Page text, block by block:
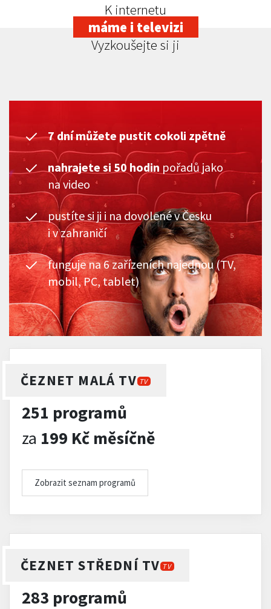
K internetu
máme i televizi
Vyzkoušejte si ji
7 dní můžete pustit cokoli zpětně
nahrajete si 50 hodin pořadů jako
na video
pustíte si ji i na dovolené v Česku
i v zahraničí
funguje na 6 zařízeních najednou (TV,
mobil, PC, tablet)
ČEZNET MALÁ TV TV
251 programů
za 199 Kč měsíčně
Zobrazit seznam programů
ČEZNET STŘEDNÍ TV TV
283 programů